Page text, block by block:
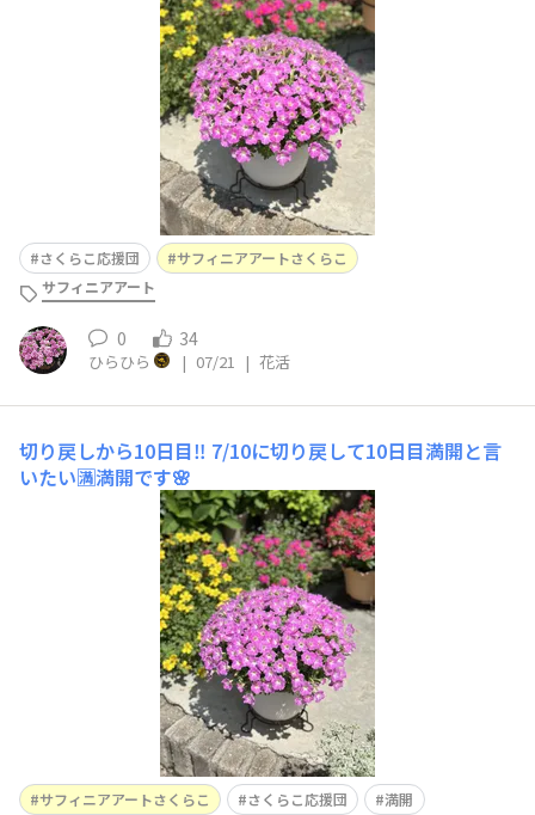
さくらこ応援団
サフィニアアートさくらこ
サフィニアアート
0 34
ひらひら | 07/21 | 花活
切り戻しから10日目‼️ 7/10に切り戻して10日目満開と言
いたい🈵満開です🌸
サフィニアアートさくらこ さくらこ応援団
満開